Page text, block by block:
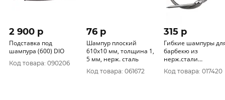
2 900 p
Подставка под
шампура (600) DIO
Код товара: 090206
76 p
Шампур плоский
610х10 мм, толщина 1,
5 мм, нерж. сталь
Код товара: 061672
315 p
Гибкие шампуры
барбекю из
нерж.стали
100см*2мм, 4шт в
61356
Код товара: 017420